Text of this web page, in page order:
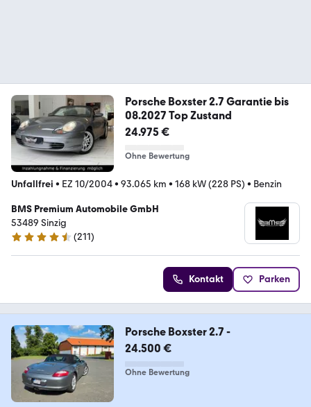
Porsche Boxster 2.7 Garantie bis
08.2027 Top Zustand
24.975 €
Ohne Bewertung
Unfallfrei • EZ 10/2004• 93.065 km • 168 kW (228 PS) • Benzin
BMS Premium Automobile GmbH
53489 Sinzig
4.6 Sterne
(211)
Kontakt Parken
Porsche Boxster 2.7 -
24.500 €
Ohne Bewertung